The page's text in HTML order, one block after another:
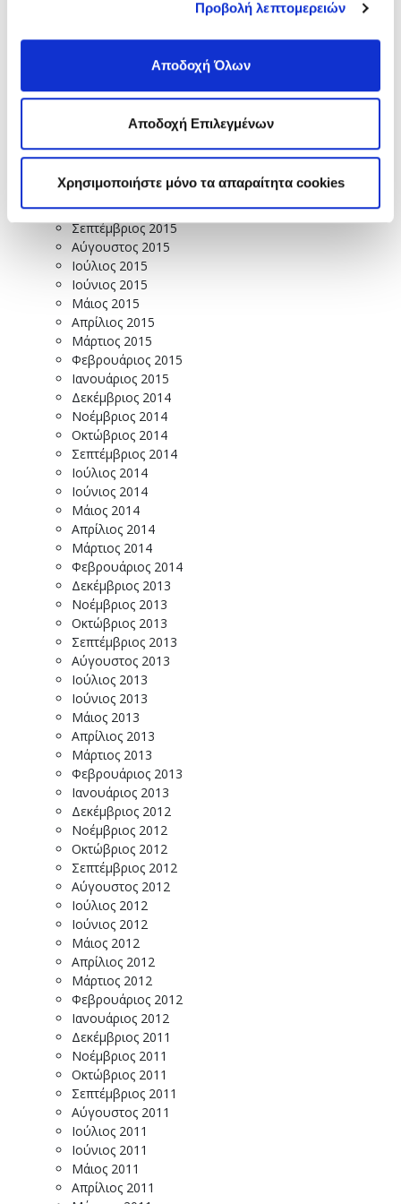
Προβολή λεπτομερειών
Αποδοχή Όλων
Αποδοχή Επιλεγμένων
Χρησιμοποιήστε μόνο τα απαραίτητα cookies
Ιούλιος 2016
Απρίλιος 2016
Μάρτιος 2016
Φεβρουάριος 2016
Ιανουάριος 2016
Νοέμβριος 2015
Οκτώβριος 2015
Σεπτέμβριος 2015
Αύγουστος 2015
Ιούλιος 2015
Ιούνιος 2015
Μάιος 2015
Απρίλιος 2015
Μάρτιος 2015
Φεβρουάριος 2015
Ιανουάριος 2015
Δεκέμβριος 2014
Νοέμβριος 2014
Οκτώβριος 2014
Σεπτέμβριος 2014
Ιούλιος 2014
Ιούνιος 2014
Μάιος 2014
Απρίλιος 2014
Μάρτιος 2014
Φεβρουάριος 2014
Δεκέμβριος 2013
Νοέμβριος 2013
Οκτώβριος 2013
Σεπτέμβριος 2013
Αύγουστος 2013
Ιούλιος 2013
Ιούνιος 2013
Μάιος 2013
Απρίλιος 2013
Μάρτιος 2013
Φεβρουάριος 2013
Ιανουάριος 2013
Δεκέμβριος 2012
Νοέμβριος 2012
Οκτώβριος 2012
Σεπτέμβριος 2012
Αύγουστος 2012
Ιούλιος 2012
Ιούνιος 2012
Μάιος 2012
Απρίλιος 2012
Μάρτιος 2012
Φεβρουάριος 2012
Ιανουάριος 2012
Δεκέμβριος 2011
Νοέμβριος 2011
Οκτώβριος 2011
Σεπτέμβριος 2011
Αύγουστος 2011
Ιούλιος 2011
Ιούνιος 2011
Μάιος 2011
Απρίλιος 2011